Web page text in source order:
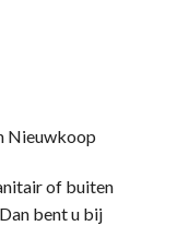
of buiten
bent u bij